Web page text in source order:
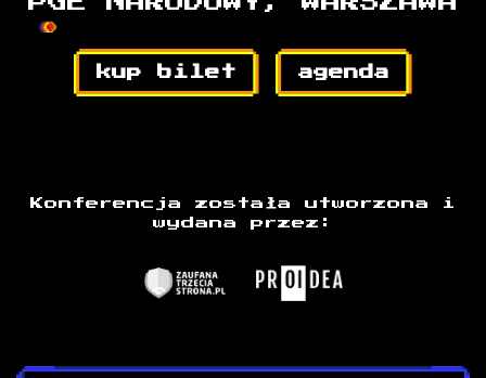
kup bilet agenda
Konferencja została utworzona i
wydana przez: